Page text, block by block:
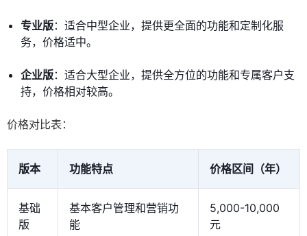
专业版：适合中型企业，提供更全面的功能和定制化服
务，价格适中。
企业版：适合大型企业，提供全方位的功能和专属客户支
持，价格相对较高。
价格对比表：
版本 功能特点 价格区间（年）
基础
版
基本客户管理和营销功
能
5,000-10,000
元